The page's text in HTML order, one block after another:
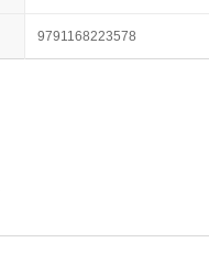
9791168223578